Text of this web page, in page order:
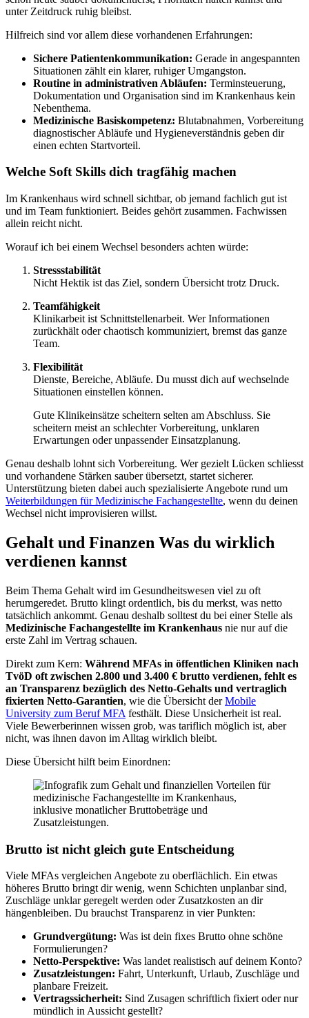
unter Zeitdruck ruhig bleibst.
Hilfreich sind vor allem diese vorhandenen Erfahrungen:
Sichere Patientenkommunikation: Gerade in angespannten
Situationen zählt ein klarer, ruhiger Umgangston.
Routine in administrativen Abläufen: Terminsteuerung,
Dokumentation und Organisation sind im Krankenhaus kein
Nebenthema.
Medizinische Basiskompetenz: Blutabnahmen, Vorbereitung
diagnostischer Abläufe und Hygieneverständnis geben dir
einen echten Startvorteil.
Welche Soft Skills dich tragfähig machen
Im Krankenhaus wird schnell sichtbar, ob jemand fachlich gut ist
und im Team funktioniert. Beides gehört zusammen. Fachwissen
allein reicht nicht.
Worauf ich bei einem Wechsel besonders achten würde:
Stressstabilität
Nicht Hektik ist das Ziel, sondern Übersicht trotz Druck.
Teamfähigkeit
Klinikarbeit ist Schnittstellenarbeit. Wer Informationen
zurückhält oder chaotisch kommuniziert, bremst das ganze
Team.
Flexibilität
Dienste, Bereiche, Abläufe. Du musst dich auf wechselnde
Situationen einstellen können.
Gute Klinikeinsätze scheitern selten am Abschluss. Sie
scheitern meist an schlechter Vorbereitung, unklaren
Erwartungen oder unpassender Einsatzplanung.
Genau deshalb lohnt sich Vorbereitung. Wer gezielt Lücken schliesst
und vorhandene Stärken sauber übersetzt, startet sicherer.
Unterstützung bieten dabei auch spezialisierte Angebote rund um
Weiterbildungen für Medizinische Fachangestellte, wenn du deinen
Wechsel nicht improvisieren willst.
Gehalt und Finanzen Was du wirklich
verdienen kannst
Beim Thema Gehalt wird im Gesundheitswesen viel zu oft
herumgeredet. Brutto klingt ordentlich, bis du merkst, was netto
tatsächlich ankommt. Genau deshalb solltest du bei einer Stelle als
Medizinische Fachangestellte im Krankenhaus nie nur auf die
erste Zahl im Vertrag schauen.
Direkt zum Kern: Während MFAs in öffentlichen Kliniken nach
TvöD oft zwischen 2.800 und 3.400 € brutto verdienen, fehlt es
an Transparenz bezüglich des Netto-Gehalts und vertraglich
fixierten Netto-Garantien, wie die Übersicht derMobile
University zum Beruf MFA festhält. Diese Unsicherheit ist real.
Viele Bewerberinnen wissen grob, was tariflich möglich ist, aber
nicht, was ihnen davon im Alltag wirklich bleibt.
Diese Übersicht hilft beim Einordnen:
Brutto ist nicht gleich gute Entscheidung
Viele MFAs vergleichen Angebote zu oberflächlich. Ein etwas
höheres Brutto bringt dir wenig, wenn Schichten unplanbar sind,
Zuschläge unklar geregelt werden oder Zusatzkosten an dir
hängenbleiben. Du brauchst Transparenz in vier Punkten:
Grundvergütung: Was ist dein fixes Brutto ohne schöne
Formulierungen?
Netto-Perspektive: Was landet realistisch auf deinem Konto?
Zusatzleistungen: Fahrt, Unterkunft, Urlaub, Zuschläge und
planbare Freizeit.
Vertragssicherheit: Sind Zusagen schriftlich fixiert oder nur
mündlich in Aussicht gestellt?